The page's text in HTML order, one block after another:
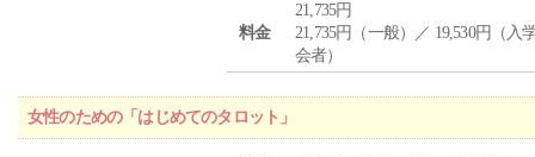
料金
21,735円
21,735円（一般）／ 19,530円（入
会者）
女性のための「はじめてのタロット」